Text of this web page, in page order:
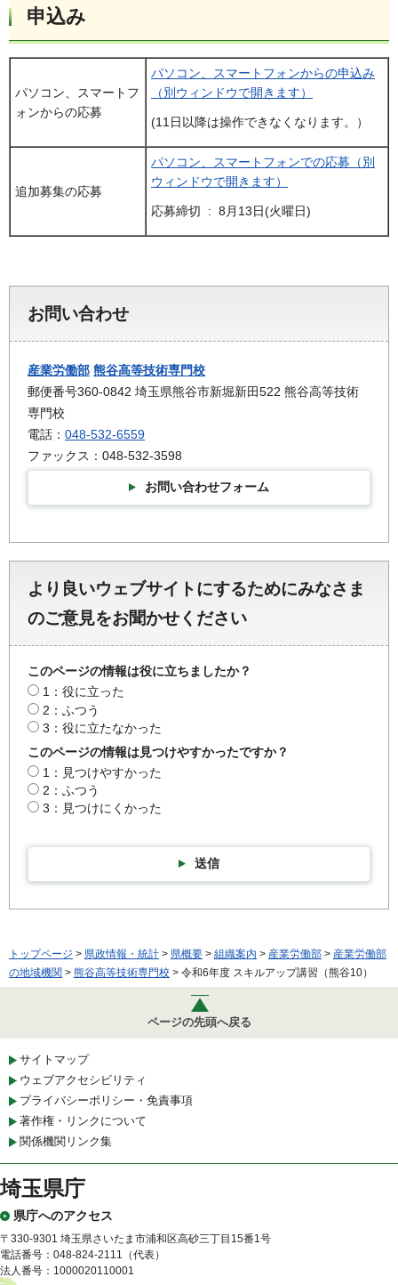
申込み
パソコン、スマートフ
ォンからの応募
パソコン、スマートフォンからの申込み
（別ウィンドウで開きます）
(11日以降は操作できなくなります。）
追加募集の応募
パソコン、スマートフォンでの応募（別
ウィンドウで開きます）
応募締切 : 8月13日(火曜日)
お問い合わせ
産業労働部 熊谷高等技術専門校
郵便番号360-0842 埼玉県熊谷市新堀新田522 熊谷高等技術
専門校
電話： 048-532-6559
ファックス：048-532-3598
お問い合わせフォーム
より良いウェブサイトにするためにみなさま
のご意見をお聞かせください
このページの情報は役に立ちましたか？
1：役に立った
2：ふつう
3：役に立たなかった
このページの情報は見つけやすかったですか？
1：見つけやすかった
2：ふつう
3：見つけにくかった
送信
トップページ > 県政情報・統計 > 県概要 > 組織案内 > 産業労働部 > 産業労働部
の地域機関 > 熊谷高等技術専門校 > 令和6年度 スキルアップ講習（熊谷10）
ページの先頭へ戻る
サイトマップ
ウェブアクセシビリティ
プライバシーポリシー・免責事項
著作権・リンクについて
関係機関リンク集
埼玉県庁
県庁へのアクセス
〒330-9301 埼玉県さいたま市浦和区高砂三丁目15番1号
電話番号：048-824-2111（代表）
法人番号：1000020110001